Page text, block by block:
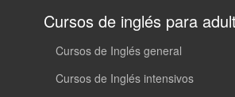
Cursos de inglés para
Cursos de Inglés general
Cursos de Inglés intensivos